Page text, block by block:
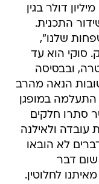
דולר בגין
התכנית.
שלנו",
סוקי הוא עד
ובבסיסה
הנאה מהרב
התעלמה במופגן
סתרו חלקים
עובדה ולאילנה
לא הובאו
שום דבר
לחלוטין.